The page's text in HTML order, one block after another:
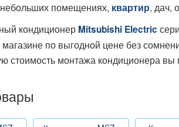
помещениях, квартир, дач,
кондиционер Mitsubishi Electric
по выгодной цене без
стоимость монтажа кондиционера вы